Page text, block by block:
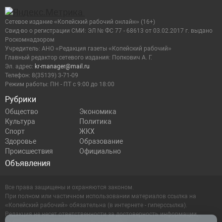
Рубрики
Общество
Экономика
Культура
Политика
Спорт
ЖКХ
Здоровье
Образование
Происшествия
Официально
Объявления
Сетевое издание «Копейский рабочий онлайн» (16+)
Cвид-во о регистрации СМИ: ЭЛ № ФС 77 - 68613 от 03.02.2017 г. выдано
Роскомнадзором
Учредитель: АНО «Редакция газеты «Копейский рабочий»
Главный редактор сетевого издания: Попкович А. Г.
Эл. адрес: kr-manager@mail.ru
Телефон: 8(35139) 3-71-09
Режим работы: ПН - ПТ с 9:00 до 18:00
Все права защищены и охраняются законом.
При полном или частичном использовании материалов ссылка на
«Копейский рабочий» обязательна (в интернете - гиперссылка).
Редакция не несет ответственности за достоверность информации,